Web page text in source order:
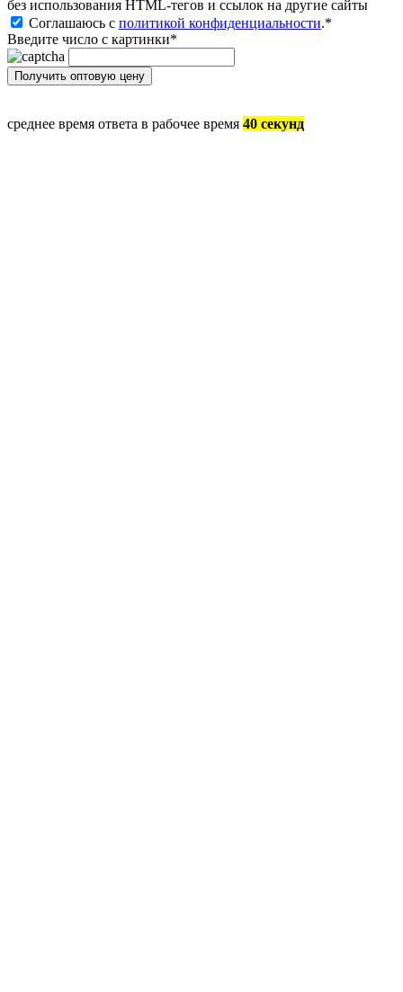
без иcпользования HTML-тегов и ссылок на другие сайты
Соглашаюсь с политикой конфиденциальности.*
Введите число с картинки*
среднее время ответа в рабочее время 40 секунд